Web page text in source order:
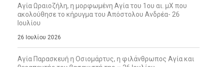
Αγία Ωραιοζήλη, η μορφωμένη Αγία του 1ου αι. μΧ που
ακολούθησε το κήρυγμα του Απόστολου Ανδρέα- 26
Ιουλίου
26 Ιουλίου 2026
Αγία Παρασκευή η Οσιομάρτυς, η φιλάνθρωπος Αγία και